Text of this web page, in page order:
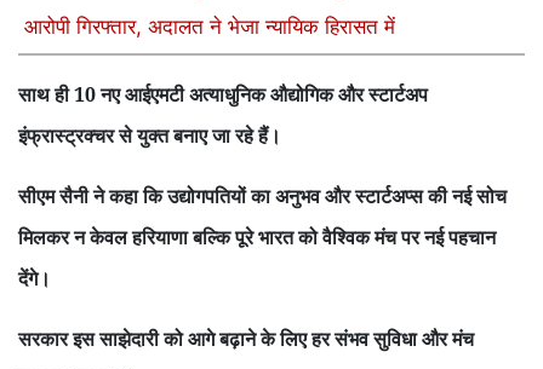
आरोपी गिरफ्तार, अदालत ने भेजा न्यायिक हिरासत में
साथ ही 10 नए आईएमटी अत्याधुनिक औद्योगिक और स्टार्टअप
इंफ्रास्ट्रक्चर से युक्त बनाए जा रहे हैं।
सीएम सैनी ने कहा कि उद्योगपतियों का अनुभव और स्टार्टअप्स की नई सोच
मिलकर न केवल हरियाणा बल्कि पूरे भारत को वैश्विक मंच पर नई पहचान
देंगे।
सरकार इस साझेदारी को आगे बढ़ाने के लिए हर संभव सुविधा और मंच